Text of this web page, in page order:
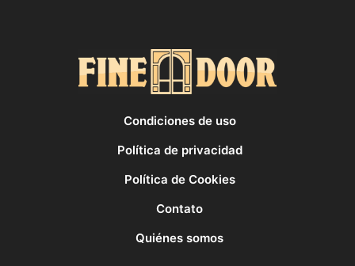
Condiciones de uso
Política de privacidad
Política de Cookies
Contato
Quiénes somos